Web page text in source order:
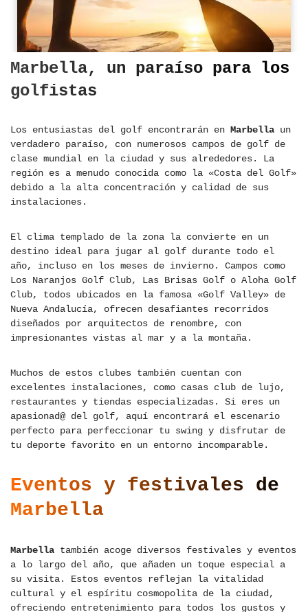
Marbella, un paraíso para los
golfistas
Los entusiastas del golf encontrarán en Marbella un
verdadero paraíso, con numerosos campos de golf de
clase mundial en la ciudad y sus alrededores. La
región es a menudo conocida como la «Costa del Golf»
debido a la alta concentración y calidad de sus
instalaciones.
El clima templado de la zona la convierte en un
destino ideal para jugar al golf durante todo el
año, incluso en los meses de invierno. Campos como
Los Naranjos Golf Club, Las Brisas Golf o Aloha Golf
Club, todos ubicados en la famosa «Golf Valley» de
Nueva Andalucía, ofrecen desafiantes recorridos
diseñados por arquitectos de renombre, con
impresionantes vistas al mar y a la montaña.
Muchos de estos clubes también cuentan con
excelentes instalaciones, como casas club de lujo,
restaurantes y tiendas especializadas. Si eres un
apasionad@ del golf, aquí encontrará el escenario
perfecto para perfeccionar tu swing y disfrutar de
tu deporte favorito en un entorno incomparable.
Eventos y festivales de
Marbella
Marbella también acoge diversos festivales y eventos
a lo largo del año, que añaden un toque especial a
su visita. Estos eventos reflejan la vitalidad
cultural y el espíritu cosmopolita de la ciudad,
ofreciendo entretenimiento para todos los gustos y